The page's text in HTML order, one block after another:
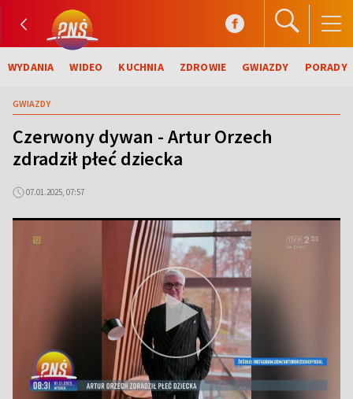
WYDANIA WIDEO KUCHNIA ZDROWIE GWIAZDY PORADY
GWIAZDY
Czerwony dywan - Artur Orzech
zdradził płeć dziecka
07.01.2025, 07:57